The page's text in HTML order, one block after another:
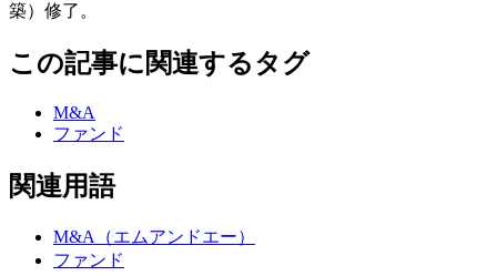
築）修了。
この記事に関連するタグ
M&A
ファンド
関連用語
M&A（エムアンドエー）
ファンド